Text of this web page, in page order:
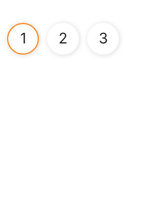
1 2 3